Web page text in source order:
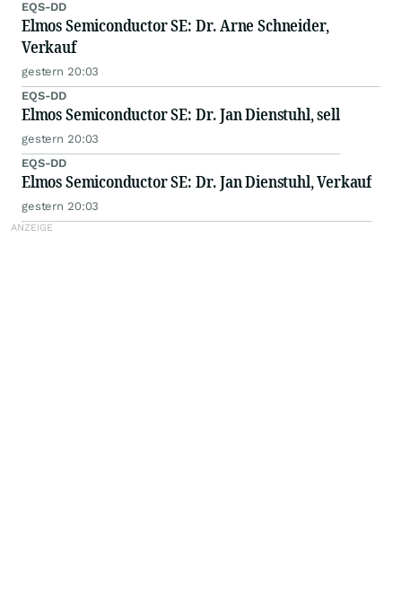
EQS-DD
Elmos Semiconductor SE: Dr. Arne Schneider,
Verkauf
gestern 20:03
EQS-DD
Elmos Semiconductor SE: Dr. Jan Dienstuhl, sell
gestern 20:03
EQS-DD
Elmos Semiconductor SE: Dr. Jan Dienstuhl, Verkauf
gestern 20:03